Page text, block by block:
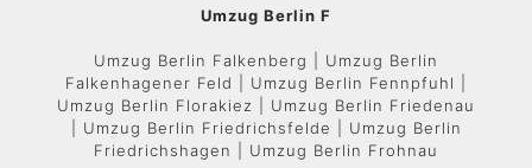
Umzug Berlin F
Umzug Berlin Falkenberg | Umzug Berlin
Falkenhagener Feld | Umzug Berlin Fennpfuhl |
Umzug Berlin Florakiez | Umzug Berlin Friedenau
| Umzug Berlin Friedrichsfelde | Umzug Berlin
Friedrichshagen | Umzug Berlin Frohnau